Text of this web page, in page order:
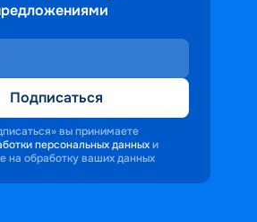
Подписаться
вы принимаете
персональных данных и
на обработку ваших данных